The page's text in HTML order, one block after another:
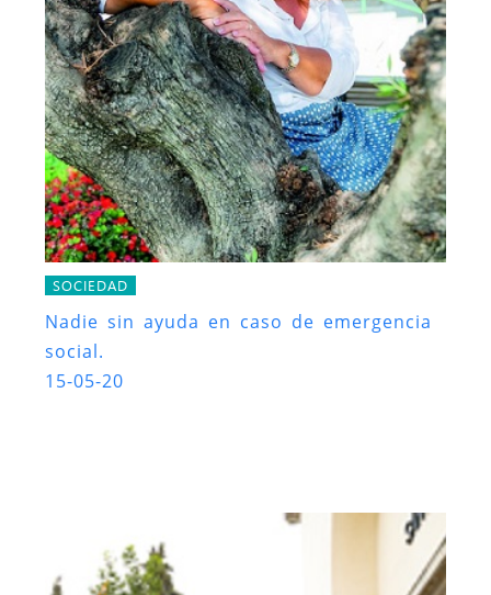
SOCIEDAD
Nadie sin ayuda en caso de emergencia
social.
15-05-20